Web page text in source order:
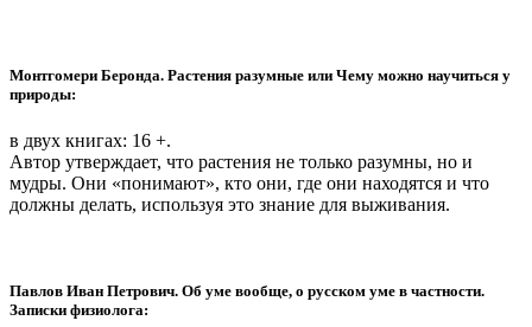
Монтгомери Беронда. Растения разумные или Чему можно научиться у
природы:
в двух книгах: 16 +.
Автор утверждает, что растения не только разумны, но и
мудры. Они «понимают», кто они, где они находятся и что
должны делать, используя это знание для выживания.
Павлов Иван Петрович. Об уме вообще, о русском уме в частности.
Записки физиолога: